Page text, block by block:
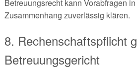
Betreuungsrecht kann Vorabfragen
Zusammenhang zuverlässig klären.
8. Rechenschaftspflicht
Betreuungsgericht